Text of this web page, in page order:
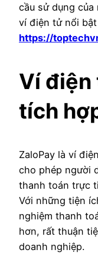
cầu sử dụng
ví điện tử nổi
https://
Ví điện
tích
ZaloPay là ví
cho phép người
thanh toán trực
Với những tiện
nghiệm thanh
hơn, rất thuận
doanh nghiệp.